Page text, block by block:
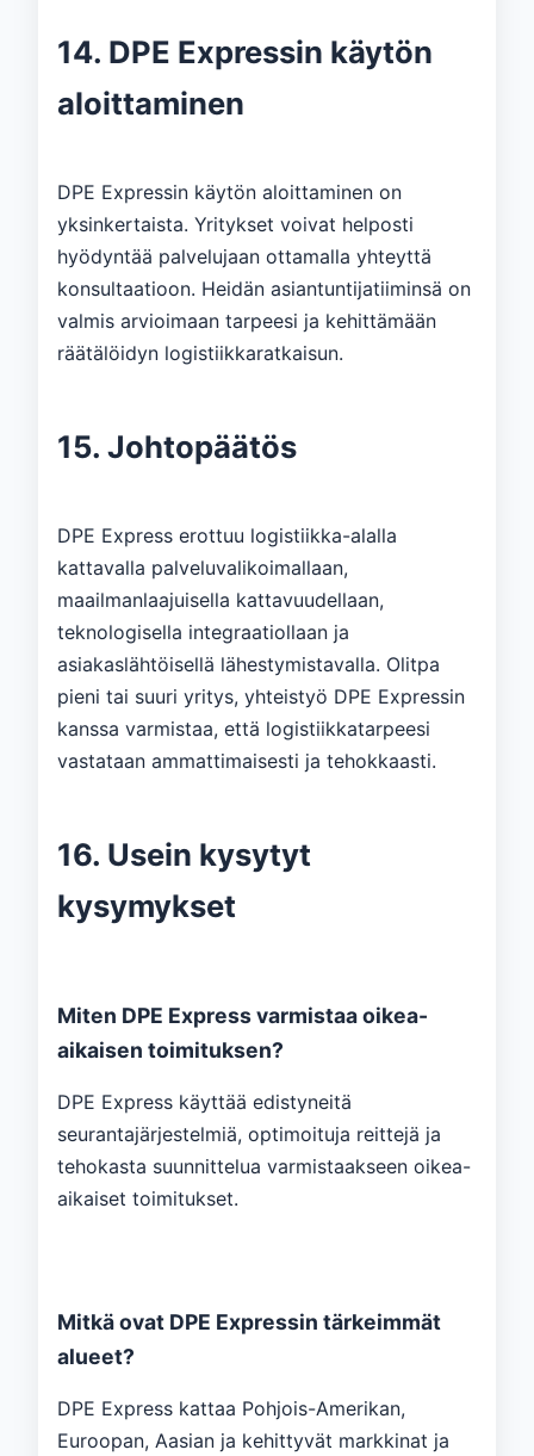
14. DPE Expressin käytön
aloittaminen
DPE Expressin käytön aloittaminen on
yksinkertaista. Yritykset voivat helposti
hyödyntää palvelujaan ottamalla yhteyttä
konsultaatioon. Heidän asiantuntijatiiminsä on
valmis arvioimaan tarpeesi ja kehittämään
räätälöidyn logistiikkaratkaisun.
15. Johtopäätös
DPE Express erottuu logistiikka-alalla
kattavalla palveluvalikoimallaan,
maailmanlaajuisella kattavuudellaan,
teknologisella integraatiollaan ja
asiakaslähtöisellä lähestymistavalla. Olitpa
pieni tai suuri yritys, yhteistyö DPE Expressin
kanssa varmistaa, että logistiikkatarpeesi
vastataan ammattimaisesti ja tehokkaasti.
16. Usein kysytyt
kysymykset
Miten DPE Express varmistaa oikea-
aikaisen toimituksen?
DPE Express käyttää edistyneitä
seurantajärjestelmiä, optimoituja reittejä ja
tehokasta suunnittelua varmistaakseen oikea-
aikaiset toimitukset.
Mitkä ovat DPE Expressin tärkeimmät
alueet?
DPE Express kattaa Pohjois-Amerikan,
Euroopan, Aasian ja kehittyvät markkinat ja